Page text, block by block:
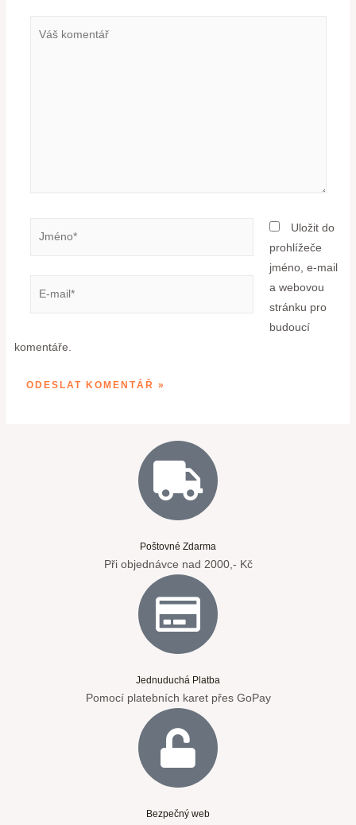
Uložit do
prohlížeče
jméno, e-mail
a webovou
stránku pro
budoucí
komentáře.
Poštovné Zdarma
Při objednávce nad 2000,- Kč
Jednuduchá Platba
Pomocí platebních karet přes GoPay
Bezpečný web